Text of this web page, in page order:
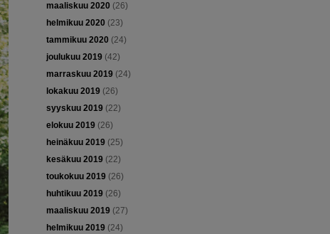
maaliskuu 2020 (26)
helmikuu 2020 (23)
tammikuu 2020 (24)
joulukuu 2019(42)
marraskuu 2019(24)
lokakuu 2019(26)
syyskuu 2019(22)
elokuu 2019(26)
heinäkuu 2019(25)
kesäkuu 2019(22)
toukokuu 2019(26)
huhtikuu 2019(26)
maaliskuu 2019(27)
helmikuu 2019(24)